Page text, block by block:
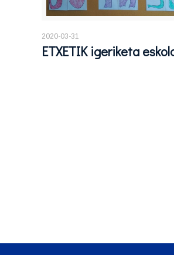
2020-03-31
ETXETIK igeriketa